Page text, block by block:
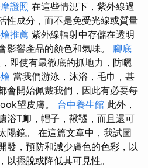
證照 在這些情況下，紫外線過
性成分，而不是免受光線或質量
推薦 紫外線輻射中存儲在透明
影響產品的顏色和氣味。 腳底
即使有最徹底的抓地力，防曬
當我們游泳，沐浴，毛巾，甚
會開始佩戴我們，因此有必要每
望皮膚。 台中養生館 此外，
浴T卹，帽子，鞦韆，而且還可
陽鏡。 在這篇文章中，我試圖
發，預防和減少膚色的色彩，以
擺脫或降低其可見性。